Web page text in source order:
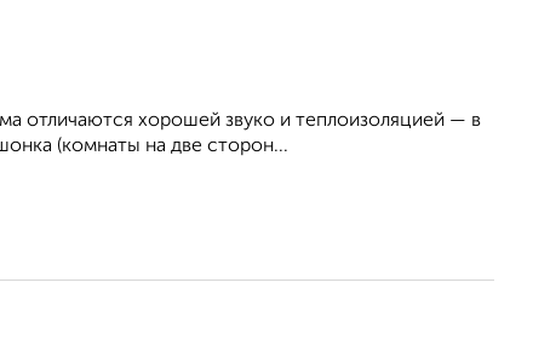
отличаются хорошей звуко и теплоизоляцией — в
(комнаты на две сторон...